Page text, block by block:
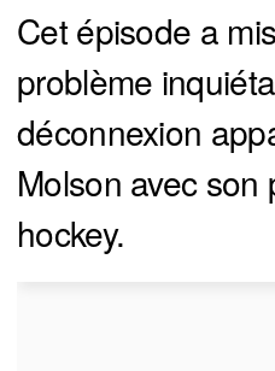
Cet épisode a
problème
déconnexion
Molson avec son
hockey.